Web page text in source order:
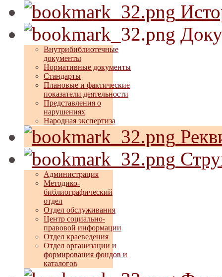
Внутрибиблиотечные
документы
Нормативные документы
Стандарты
Плановые и фактические
показатели деятельности
Представления о
нарушениях
Народная экспертиза
Администрация
Методико-
библиографический
отдел
Отдел обслуживания
Центр социально-
правовой информации
Отдел краеведения
Отдел организации и
формирования фондов и
каталогов